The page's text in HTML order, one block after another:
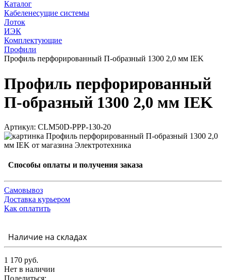
Каталог
Кабеленесущие системы
Лоток
ИЭК
Комплектующие
Профили
Профиль перфорированный П-образный 1300 2,0 мм IEK
Профиль перфорированный
П-образный 1300 2,0 мм IEK
Артикул: CLM50D-PPP-130-20
Способы оплаты и получения заказа
Самовывоз
Доставка курьером
Как оплатить
Наличие на складах
1 170 руб.
Нет в наличии
Поделиться: